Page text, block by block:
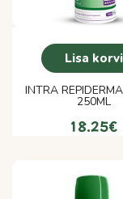
Lisa korvi
INTRA
250ML
18.25€